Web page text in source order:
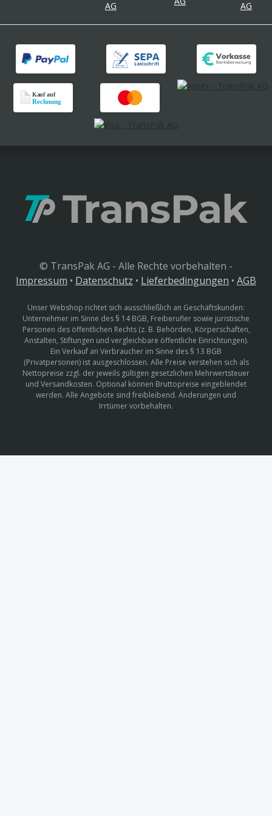
© TransPak AG - Alle Rechte vorbehalten -
Impressum • Datenschutz • Lieferbedingungen • AGB
Unser Webshop richtet sich ausschließlich an Geschäftskunden:
Unternehmer im Sinne des § 14 BGB, Freiberufler sowie juristische
Personen des öffentlichen Rechts (z. B. Behörden, Körperschaften,
Anstalten, Stiftungen und vergleichbare öffentliche Einrichtungen).
Ein Verkauf an Verbraucher im Sinne des § 13 BGB
(Privatpersonen) ist ausgeschlossen. Alle Preise verstehen sich als
Nettopreise zzgl. der jeweils gültigen gesetzlichen Mehrwertsteuer
und Versandkosten. Optional können Bruttopreise eingeblendet
werden. Alle Angebote sind freibleibend. Änderungen und
Irrtümer vorbehalten.